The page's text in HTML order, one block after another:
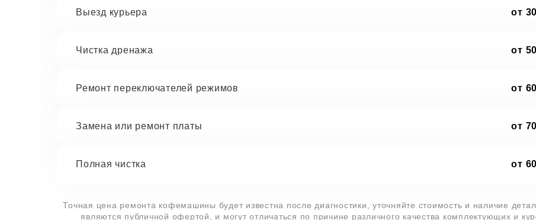
Выезд курьера от
Чистка дренажа от
Ремонт переключателей режимов от
Замена или ремонт платы от
Полная чистка от
Точная цена ремонта кофемашины будет известна после диагностики, уточняйте стоимость и наличие
являются публичной офертой, и могут отличаться по причине различного качества комплектующих и